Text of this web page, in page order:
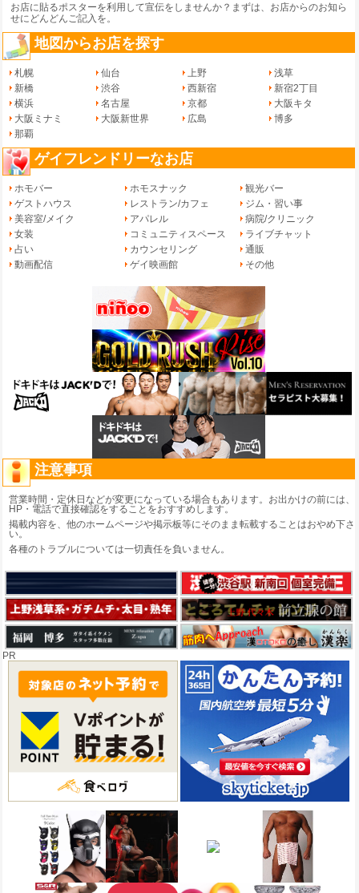
お店に貼るポスターを利用して宣伝をしませんか？まずは、 お店からのお知ら
せにどんどんご記入を。
地図からお店を探す
札幌 仙台 上野
浅草
新橋
渋谷 西新宿
新宿2丁目
横浜
名古屋 京都
大阪キタ
大阪ミナミ
大阪新世界 広島
博多
那覇
ゲイフレンドリーなお店
ホモバー ホモスナック
観光バー
ゲストハウス
レストラン/カフェ
ジム・習い事
美容室/メイク
アパレル
病院/クリニック
女装
コミュニティスペース
ライブチャット
占い
カウンセリング
通販
動画配信
ゲイ映画館 その他
注意事項
営業時間・定休日などが変更になっている場合もあります。お出かけの前には、
HP・電話で直接確認をすることをおすすめします。
掲載内容を、他のホームページや掲示板等にそのまま転載することはおやめ下さ
い。
各種のトラブルについては一切責任を負いません。
PR